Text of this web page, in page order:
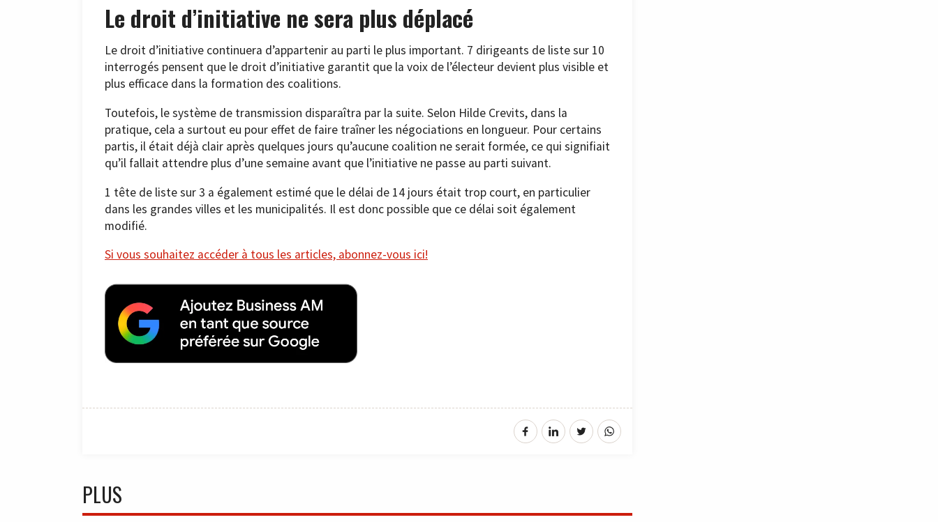
Le droit d’initiative ne sera plus déplacé
Le droit d’initiative continuera d’appartenir au parti le plus important. 7 dirigeants de liste sur 10
interrogés pensent que le droit d’initiative garantit que la voix de l’électeur devient plus visible et
plus efficace dans la formation des coalitions.
Toutefois, le système de transmission disparaîtra par la suite. Selon Hilde Crevits, dans la
pratique, cela a surtout eu pour effet de faire traîner les négociations en longueur. Pour certains
partis, il était déjà clair après quelques jours qu’aucune coalition ne serait formée, ce qui signifiait
qu’il fallait attendre plus d’une semaine avant que l’initiative ne passe au parti suivant.
1 tête de liste sur 3 a également estimé que le délai de 14 jours était trop court, en particulier
dans les grandes villes et les municipalités. Il est donc possible que ce délai soit également
modifié.
Si vous souhaitez accéder à tous les articles, abonnez-vous ici!
PLUS